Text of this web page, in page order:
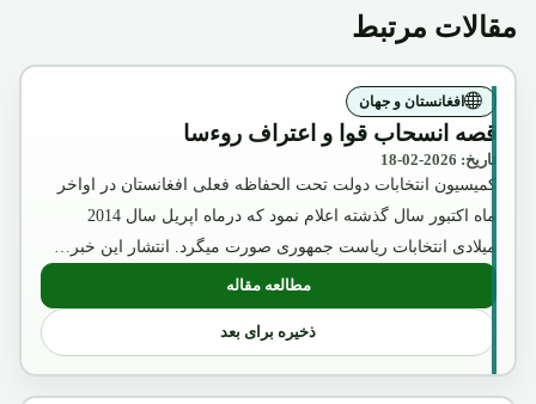
مقالات مرتبط
افغانستان و جهان
قصه انسحاب قوا و اعتراف روءسا
تاریخ: 2026-02-18
کمیسیون انتخابات دولت تحت الحفاظه فعلی افغانستان در اواخر
ماه اکتبور سال گذشته اعلام نمود که درماه اپریل سال 2014
میلادی انتخابات ریاست جمهوری صورت میگرد. انتشار این خبر…
مطالعه مقاله: قصه انسحاب قوا و اعتراف روءسا
ذخیره برای بعد